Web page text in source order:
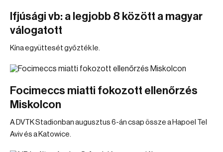
Ifjúsági vb: a legjobb 8 között a magyar
válogatott
Kína együttesét győzték le.
Focimeccs miatti fokozott ellenőrzés
Miskolcon
A DVTK Stadionban augusztus 6-án csap össze a Hapoel Tel
Aviv és a Katowice.